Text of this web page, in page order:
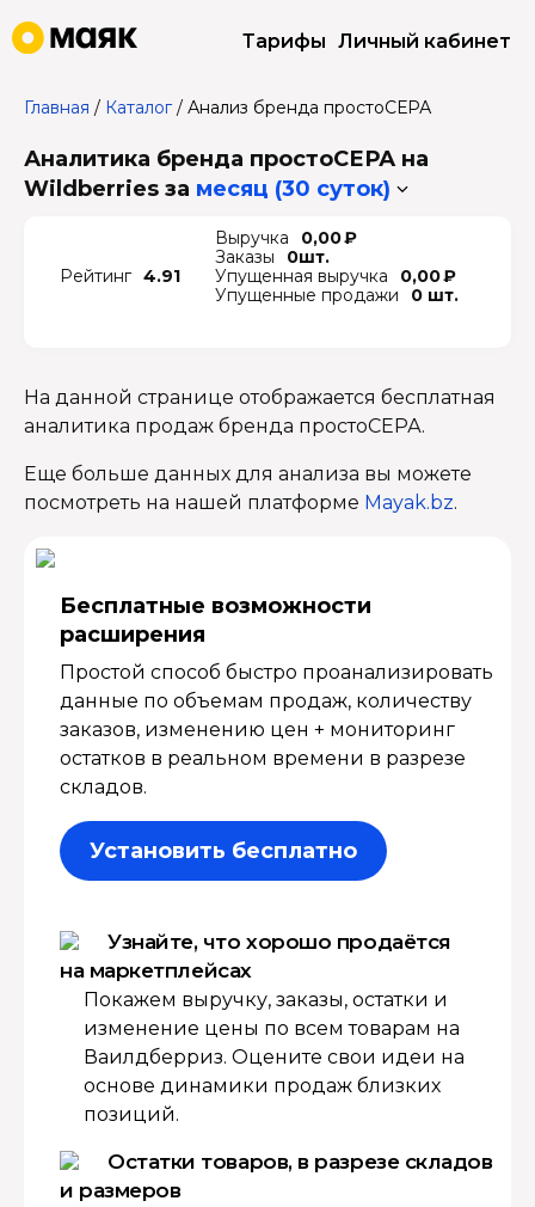
Тарифы Личный кабинет
Главная / Каталог/ Анализ бренда простоСЕРА
Аналитика бренда простоСЕРА на
Wildberries за месяц (30 суток)
Рейтинг 4.91
Выручка
0,00 ₽
Заказы
0шт.
Упущенная выручка
0,00 ₽
Упущенные продажи
0 шт.
На данной странице отображается бесплатная
аналитика продаж бренда простоСЕРА.
Еще больше данных для анализа вы можете
посмотреть на нашей платформе Mayak.bz.
Бесплатные возмож­ности
расширения
Простой способ быстро проанализировать
данные по объемам продаж, количеству
заказов, изменению цен + мониторинг
остатков в реальном времени в разрезе
складов.
Установить бесплатно
Узнайте, что хорошо продаётся
на маркетплейсах
Покажем выручку, заказы, остатки и
изменение цены по всем товарам на
Ваилдберриз. Оцените свои идеи на
основе динамики продаж близких
позиций.
Остатки товаров, в разрезе складов
и размеров